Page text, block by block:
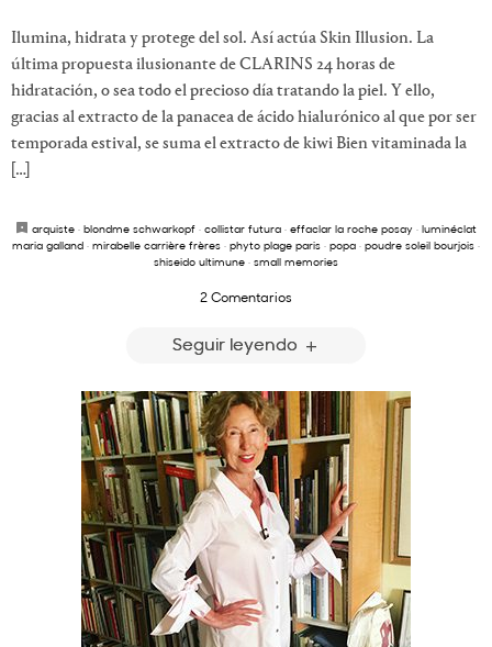
Ilumina, hidrata y protege del sol. Así actúa Skin Illusion. La
última propuesta ilusionante de CLARINS 24 horas de
hidratación, o sea todo el precioso día tratando la piel. Y ello,
gracias al extracto de la panacea de ácido hialurónico al que por ser
temporada estival, se suma el extracto de kiwi Bien vitaminada la
[…]
arquiste · blondme schwarkopf · collistar futura · effaclar la roche posay · luminéclat
maria galland · mirabelle carrière frères · phyto plage paris · popa · poudre soleil bourjois ·
shiseido ultimune · small memories
2 Comentarios
Seguir leyendo